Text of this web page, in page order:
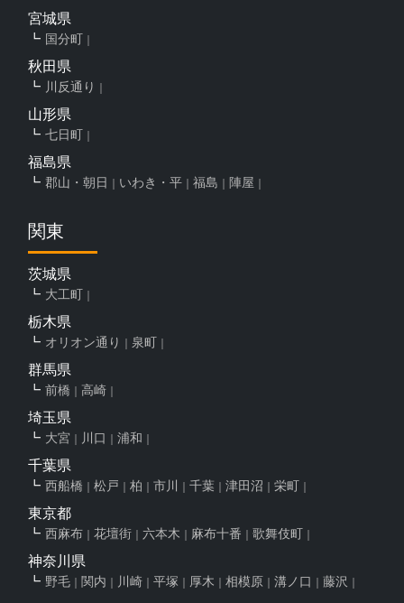
宮城県
国分町
秋田県
川反通り
山形県
七日町
福島県
郡山・朝日 いわき・平 福島 陣屋
関東
茨城県
大工町
栃木県
オリオン通り 泉町
群馬県
前橋 高崎
埼玉県
大宮 川口 浦和
千葉県
西船橋 松戸 柏 市川 千葉 津田沼 栄町
東京都
西麻布 花壇街 六本木 麻布十番 歌舞伎町
神奈川県
野毛 関内 川崎 平塚 厚木 相模原 溝ノ口 藤沢